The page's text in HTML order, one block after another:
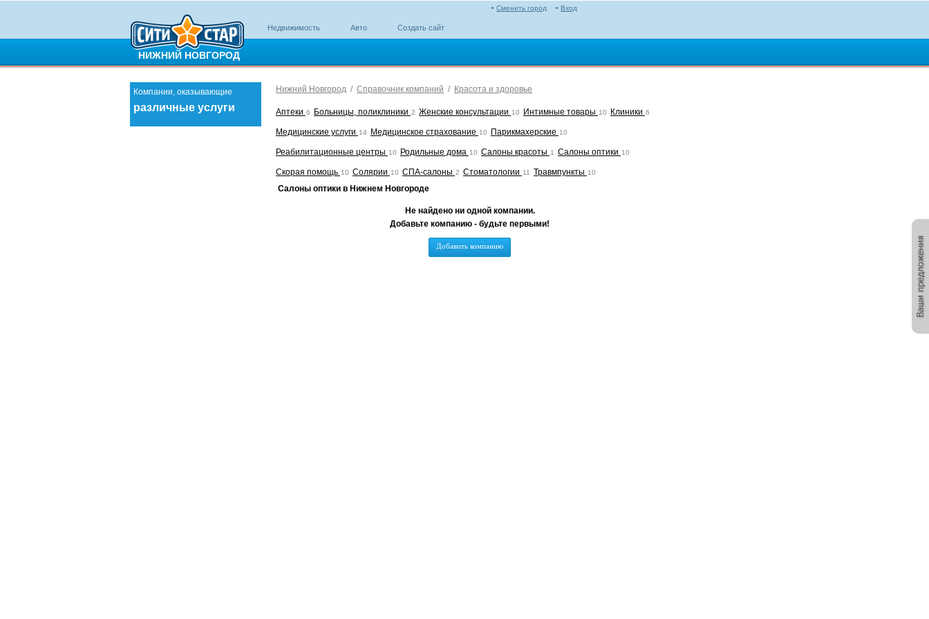
НИЖНИЙ НОВГОРОД
Вход
Сменить город
Недвижимость Авто Создать сайт
Компании, оказывающие
различные услуги
Нижний Новгород / Справочник компаний / Красота и здоровье
Аптеки 6 Больницы, поликлиники 2 Женские консультации 10 Интимные товары 10 Клиники 6
Медицинские услуги 14 Медицинское страхование 10 Парикмахерские 10
Реабилитационные центры 10 Родильные дома 10 Салоны красоты 1 Салоны оптики 10
Скорая помощь 10 Солярии 10 СПА-салоны 2 Стоматологии 11 Травмпункты 10
Салоны оптики в Нижнем Новгороде
Не найдено ни одной компании.
Добавьте компанию - будьте первыми!
Добавить компанию